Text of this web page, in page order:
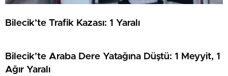
Bilecik’te Trafik Kazası: 1 Yaralı
Bilecik’te Araba Dere Yatağına Düştü: 1 Meyyit, 1
Ağır Yaralı